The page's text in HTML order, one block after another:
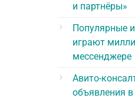
и партнёры»
Популярные
играют
мессенджере
Авито-
объявления